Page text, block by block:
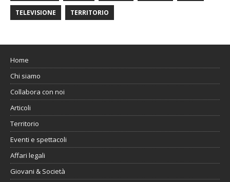
TELEVISIONE TERRITORIO
Home
Chi siamo
Collabora con noi
Articoli
Territorio
Eventi e spettacoli
Affari legali
Giovani & Società